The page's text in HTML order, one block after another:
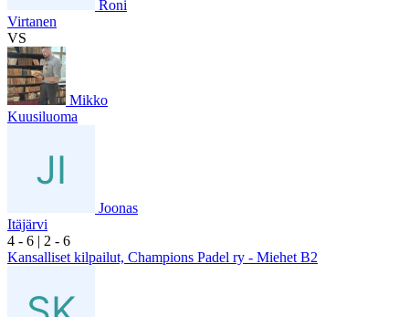
Roni
Virtanen
VS
Mikko
Kuusiluoma
Joonas
Itäjärvi
4 - 6 | 2 - 6
Kansalliset kilpailut, Champions Padel ry - Miehet B2